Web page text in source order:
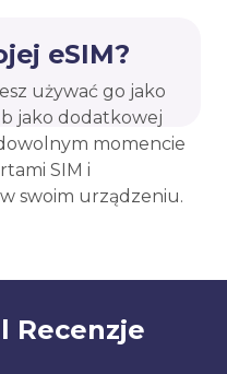
eSIM?
używać go jako
jako dodatkowej
momencie
SIM i
swoim urządzeniu.
Recenzje